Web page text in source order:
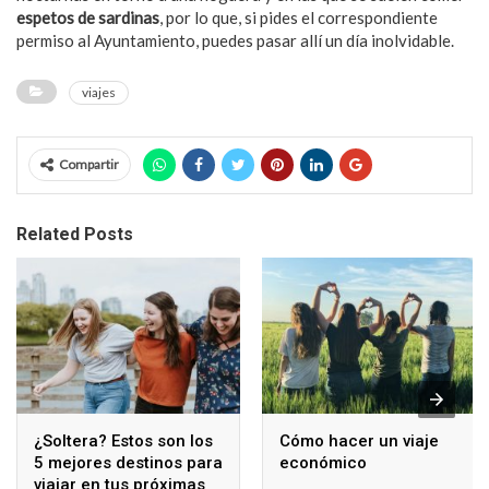
espetos de sardinas, por lo que, si pides el correspondiente
permiso al Ayuntamiento, puedes pasar allí un día inolvidable.
viajes
Compartir
Related Posts
¿Soltera? Estos son los
5 mejores destinos para
viajar en tus próximas
Cómo hacer un viaje
económico